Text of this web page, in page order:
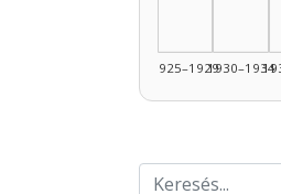
1925–19291930–1934